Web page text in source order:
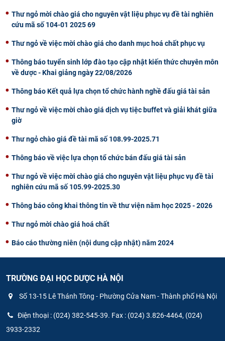
Thư ngỏ mời chào giá cho nguyên vật liệu phục vụ đề tài nghiên
cứu mã số 104-01 2025 69
Thư ngỏ về việc mời chào giá cho danh mục hoá chất phục vụ
Thông báo tuyển sinh lớp đào tạo cập nhật kiến thức chuyên môn
về dược - Khai giảng ngày 22/08/2026
Thông báo Kết quả lựa chọn tổ chức hành nghề đấu giá tài sản
Thư ngỏ về việc mời chào giá dịch vụ tiệc buffet và giải khát giữa
giờ
Thư ngỏ chào giá đề tài mã số 108.99-2025.71
Thông báo về việc lựa chọn tổ chức bán đấu giá tài sản
Thư ngỏ về việc mời chào giá cho nguyên vật liệu phục vụ đề tài
nghiên cứu mã số 105.99-2025.30
Thông báo công khai thông tin về thư viện năm học 2025 - 2026
Thư ngỏ mời chào giá hoá chất
Báo cáo thường niên (nội dung cập nhật) năm 2024
TRƯỜNG ĐẠI HỌC DƯỢC HÀ NỘI
Số 13-15 Lê Thánh Tông - Phường Cửa Nam - Thành phố Hà Nội
Điện thoại : (024) 382-545-39. Fax : (024) 3.826-4464, (024)
3933-2332